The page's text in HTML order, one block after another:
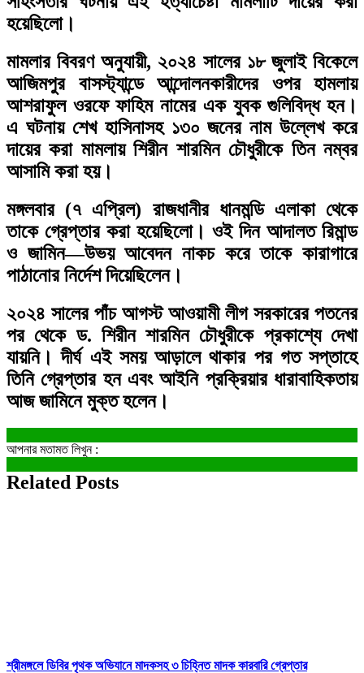
হয়েছিলো।
মামলার বিবরণ অনুযায়ী, ২০২৪ সালের ১৮ জুলাই বিকেলে
আজিমপুর বাসস্ট্যান্ডে আন্দোলনকারীদের ওপর হামলায়
আশরাফুল ওরফে ফাহিম নামের এক যুবক গুলিবিদ্ধ হন।
এ ঘটনায় শেখ হাসিনাসহ ১৩০ জনের নাম উল্লেখ করে
দায়ের করা মামলায় শিরীন শারমিন চৌধুরীকে তিন নম্বর
আসামি করা হয়।
মঙ্গলবার (৭ এপ্রিল) রাজধানীর ধানমন্ডি এলাকা থেকে
তাকে গ্রেপ্তার করা হয়েছিলো। ওই দিন আদালত রিমান্ড
ও জামিন—উভয় আবেদন নাকচ করে তাকে কারাগারে
পাঠানোর নির্দেশ দিয়েছিলেন।
২০২৪ সালের পাঁচ আগস্ট আওয়ামী লীগ সরকারের পতনের
পর থেকে ড. শিরীন শারমিন চৌধুরীকে প্রকাশ্যে দেখা
যায়নি। দীর্ঘ এই সময় আড়ালে থাকার পর গত সপ্তাহে
তিনি গ্রেপ্তার হন এবং আইনি প্রক্রিয়ার ধারাবাহিকতায়
আজ জামিনে মুক্ত হলেন।
আপনার মতামত লিখুন :
Related Posts
শ্রীমঙ্গলে ডিবির পৃথক অভিযানে মাদকসহ ৩ চিহ্নিত মাদক কারবারি গ্রেপ্তার